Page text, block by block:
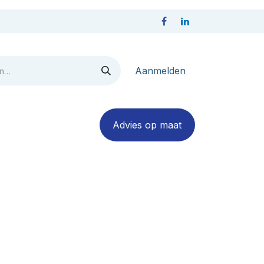
Aanmelden
Advies op maa​​​​​​t